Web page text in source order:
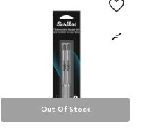
Out Of Stock